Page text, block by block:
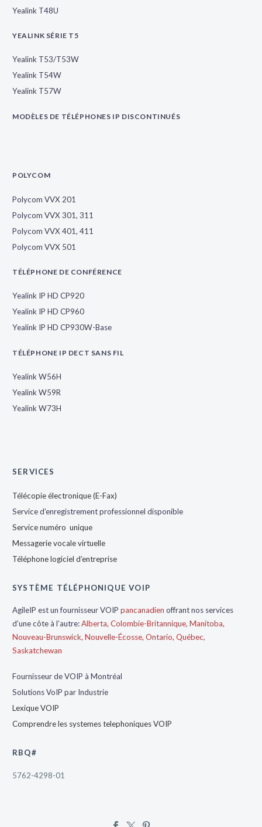
Yealink T48U
YEALINK SÉRIE T5
Yealink T53/T53W
Yealink T54W
Yealink T57W
MODÈLES DE TÉLÉPHONES IP DISCONTINUÉS
POLYCOM
Polycom VVX 201
Polycom VVX 301, 311
Polycom VVX 401, 411
Polycom VVX 501
TÉLÉPHONE DE CONFÉRENCE
Yealink IP HD CP920
Yealink IP HD CP960
Yealink IP HD CP930W-Base
TÉLÉPHONE IP DECT SANS FIL
Yealink W56H
Yealink W59R
Yealink W73H
SERVICES
Télécopie électronique (E-Fax)
Service d’enregistrement professionnel disponible
Service numéro unique
Messagerie vocale virtuelle
Téléphone logiciel d’entreprise
SYSTÈME TÉLÉPHONIQUE VOIP
AgileIP est un fournisseur VOIP pancanadien offrant nos services
d’une côte à l’autre:Alberta, Colombie-Britannique, Manitoba,
Nouveau-Brunswick, Nouvelle-Écosse, Ontario, Québec,
Saskatchewan
Fournisseur de VOIP à Montréal
Solutions VoIP par Industrie
Lexique VOIP
Comprendre les systemes telephoniques VOIP
RBQ#
5762-4298-01